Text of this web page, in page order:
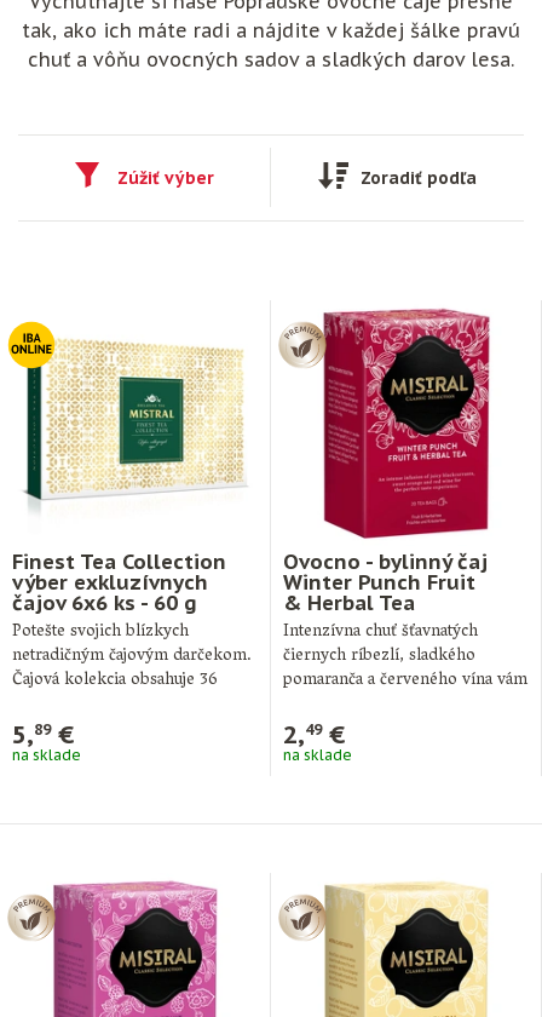
tak, ako ich máte radi a nájdite v každej šálke pravú
chuť a vôňu ovocných sadov a sladkých darov lesa.
Zúžiť výber Zoradiť podľa
Finest Tea Collection
výber exkluzívnych
čajov 6x6 ks - 60 g
Potešte svojich blízkych
netradičným čajovým darčekom.
Čajová kolekcia obsahuje 36
hygienickom prebale …
5,89€
na sklade
Ovocno - bylinný čaj
Winter Punch Fruit
& Herbal Tea
Intenzívna chuť šťavnatých
čiernych ríbezlí, sladkého
pomaranča a červeného vína vám
2,49€
na sklade